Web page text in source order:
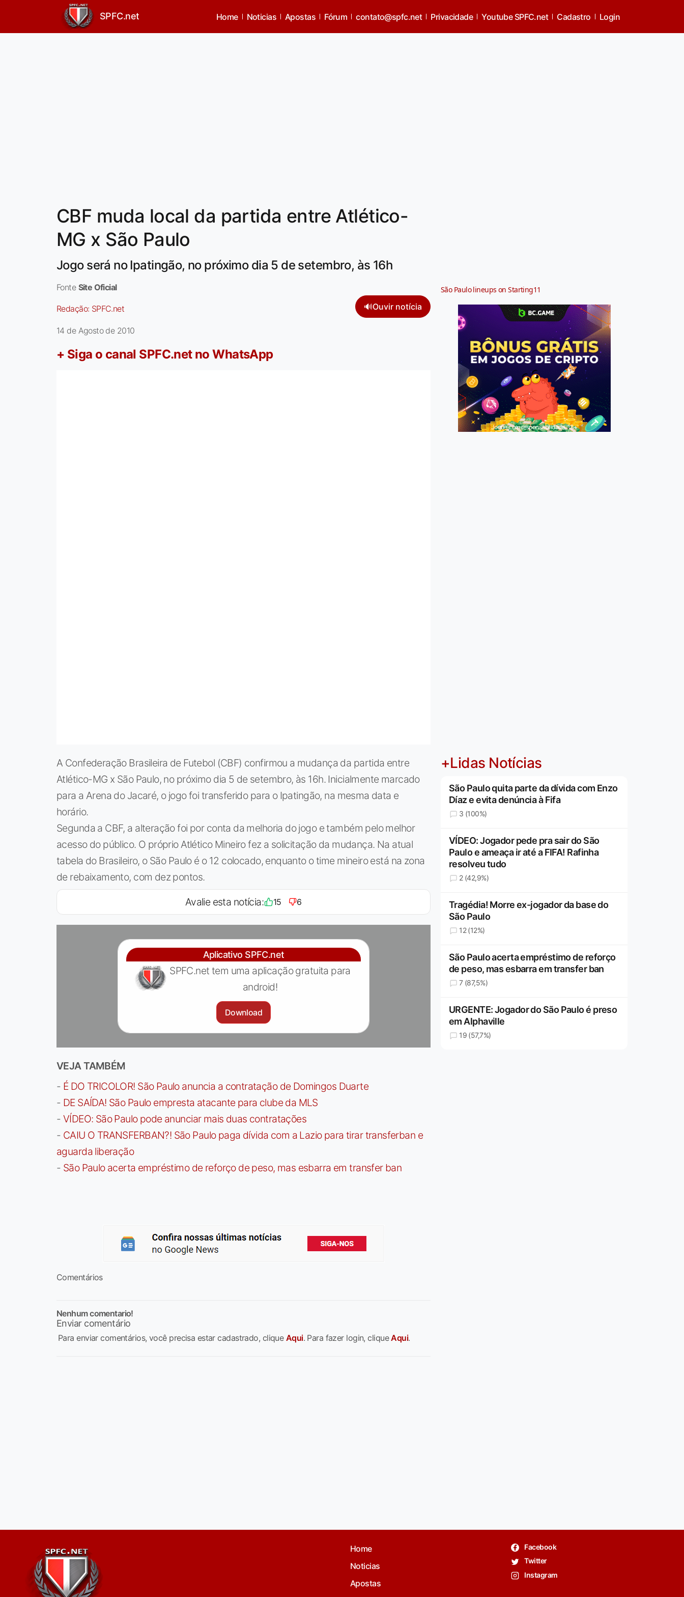
SPFC.net Home Noticias Apostas Fórum contato@spfc.net Privacidade Youtube SPFC.net Cadastro Login
CBF muda local da partida entre Atlético-
MG x São Paulo
Jogo será no Ipatingão, no próximo dia 5 de setembro, às 16h
Fonte Site Oficial
Redação: SPFC.net 🔊Ouvir notícia
14 de Agosto de 2010
+ Siga o canal SPFC.net no WhatsApp
A Confederação Brasileira de Futebol (CBF) confirmou a mudança da partida entre
Atlético-MG x São Paulo, no próximo dia 5 de setembro, às 16h. Inicialmente marcado
para a Arena do Jacaré, o jogo foi transferido para o Ipatingão, na mesma data e
horário.
Segunda a CBF, a alteração foi por conta da melhoria do jogo e também pelo melhor
acesso do público. O próprio Atlético Mineiro fez a solicitação da mudança. Na atual
tabela do Brasileiro, o São Paulo é o 12 colocado, enquanto o time mineiro está na zona
de rebaixamento, com dez pontos.
Avalie esta notícia: 15 6
Aplicativo SPFC.net
SPFC.net tem uma aplicação gratuita para
android!
Download
VEJA TAMBÉM
- É DO TRICOLOR! São Paulo anuncia a contratação de Domingos Duarte
- DE SAÍDA! São Paulo empresta atacante para clube da MLS
- VÍDEO: São Paulo pode anunciar mais duas contratações
- CAIU O TRANSFERBAN?! São Paulo paga dívida com a Lazio para tirar transferban e
aguarda liberação
- São Paulo acerta empréstimo de reforço de peso, mas esbarra em transfer ban
Comentários
Nenhum comentario!
Enviar comentário
Para enviar comentários, você precisa estar cadastrado, clique Aqui. Para fazer login, cliqueAqui.
São Paulo lineups on Starting11
Jogue com responsabilidade. 18+
+Lidas Notícias
São Paulo quita parte da dívida com Enzo
Díaz e evita denúncia à Fifa
3 (100%)
VÍDEO: Jogador pede pra sair do São
Paulo e ameaça ir até a FIFA! Rafinha
resolveu tudo
2 (42,9%)
Tragédia! Morre ex-jogador da base do
São Paulo
12 (12%)
São Paulo acerta empréstimo de reforço
de peso, mas esbarra em transfer ban
7 (87,5%)
URGENTE: Jogador do São Paulo é preso
em Alphaville
19 (57,7%)
Home
Noticias
Apostas
Facebook
Twitter
Instagram